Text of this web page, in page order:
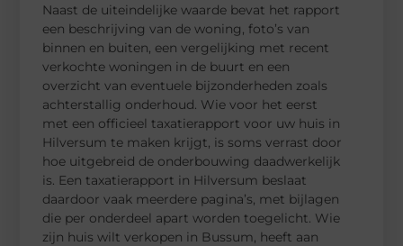
Naast de uiteindelijke waarde bevat het rapport
een beschrijving van de woning, foto’s van
binnen en buiten, een vergelijking met recent
verkochte woningen in de buurt en een
overzicht van eventuele bijzonderheden zoals
achterstallig onderhoud. Wie voor het eerst
met een officieel taxatierapport voor uw huis in
Hilversum te maken krijgt, is soms verrast door
hoe uitgebreid de onderbouwing daadwerkelijk
is. Een taxatierapport in Hilversum beslaat
daardoor vaak meerdere pagina’s, met bijlagen
die per onderdeel apart worden toegelicht. Wie
zijn huis wilt verkopen in Bussum, heeft aan